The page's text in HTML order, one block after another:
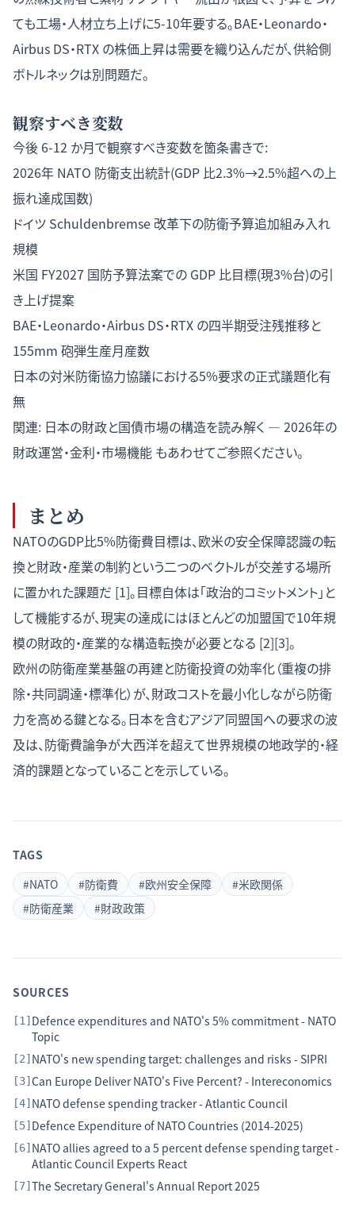
ても工場・人材立ち上げに5-10年要する。BAE・Leonardo・
Airbus DS・RTX の株価上昇は需要を織り込んだが、供給側
ボトルネックは別問題だ。
観察すべき変数
今後 6-12 か月で観察すべき変数を箇条書きで:
2026年 NATO 防衛支出統計(GDP 比2.3%→2.5%超への上
振れ達成国数)
ドイツ Schuldenbremse 改革下の防衛予算追加組み入れ
規模
米国 FY2027 国防予算法案での GDP 比目標(現3%台)の引
き上げ提案
BAE・Leonardo・Airbus DS・RTX の四半期受注残推移と
155mm 砲弾生産月産数
日本の対米防衛協力協議における5%要求の正式議題化有
無
関連: 日本の財政と国債市場の構造を読み解く — 2026年の
財政運営・金利・市場機能 もあわせてご参照ください。
まとめ
NATOのGDP比5%防衛費目標は、欧米の安全保障認識の転
換と財政・産業の制約という二つのベクトルが交差する場所
に置かれた課題だ [1]。目標自体は「政治的コミットメント」と
して機能するが、現実の達成にはほとんどの加盟国で10年規
模の財政的・産業的な構造転換が必要となる [2][3]。
欧州の防衛産業基盤の再建と防衛投資の効率化（重複の排
除・共同調達・標準化）が、財政コストを最小化しながら防衛
力を高める鍵となる。日本を含むアジア同盟国への要求の波
及は、防衛費論争が大西洋を超えて世界規模の地政学的・経
済的課題となっていることを示している。
TAGS
#NATO #防衛費 #欧州安全保障 #米欧関係
#防衛産業 #財政政策
SOURCES
[1 ] Defence expenditures and NATO's 5% commitment - NATO
Topic
[2] NATO's new spending target: challenges and risks - SIPRI
[3] Can Europe Deliver NATO's Five Percent? - Intereconomics
[4] NATO defense spending tracker - Atlantic Council
[5] Defence Expenditure of NATO Countries (2014-2025)
[6] NATO allies agreed to a 5 percent defense spending target -
Atlantic Council Experts React
[7] The Secretary General's Annual Report 2025